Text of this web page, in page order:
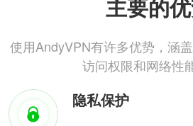
主要的
使用AndyVPN有许多优势，涵
访问权限和网络性
隐私保护